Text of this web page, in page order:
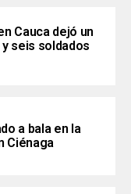
Cauca dejó un
seis soldados
a bala en la
Ciénaga